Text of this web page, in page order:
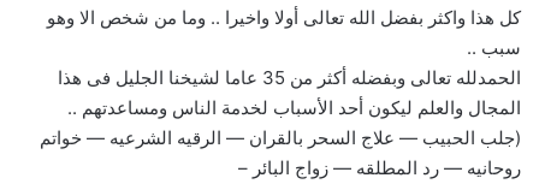
كل هذا واكثر بفضل الله تعالى أولا واخيرا .. وما من شخص الا وهو
سبب ..
الحمدلله تعالى وبفضله أكثر من 35 عاما لشيخنا الجليل فى هذا
المجال والعلم ليكون أحد الأسباب لخدمة الناس ومساعدتهم ..
(جلب الحبيب — علاج السحر بالقران — الرقيه الشرعيه — خواتم
روحانيه — رد المطلقه — زواج البائر –